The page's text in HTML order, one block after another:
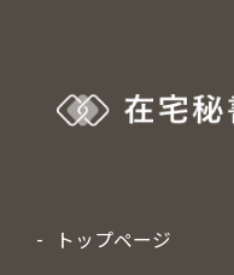
トップページ